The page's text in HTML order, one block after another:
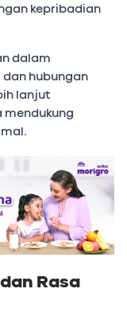
kepribadian
dalam
hubungan
lanjut
mendukung
Rasa